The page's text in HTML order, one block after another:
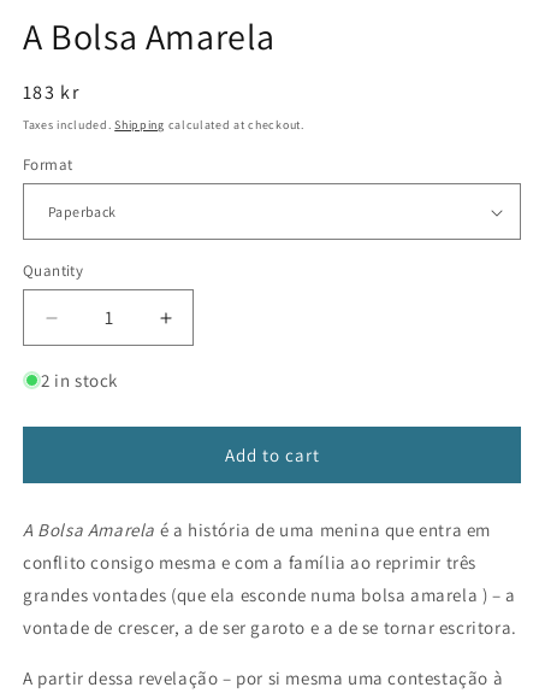
1
inA Bolsa Amarela
Regular
price
183 kr
Taxes included.Shipping calculated at checkout.
Format
Quantity
Decrease
quantity
for
Bolsa
Increase
quantity
Bolsa
Amarela
2 in stock
Add to cart
A Bolsa Amarela é a história de uma menina que entra em
conflito consigo mesma e com a família ao reprimir três
grandes vontades (que ela esconde numa bolsa amarela ) – a
vontade de crescer, a de ser garoto e a de se tornar escritora.
A partir dessa revelação – por si mesma uma contestação à